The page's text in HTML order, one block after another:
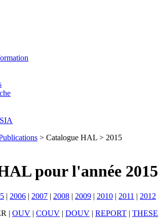
> Catalogue HAL > 2015
pour l'année 2015
| 2006 | 2007 | 2008 | 2009 | 2010 | 2011 | 2012
| OUV | COUV | DOUV | REPORT | THESE